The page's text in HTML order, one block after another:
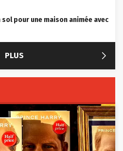
pour une maison animée avec
PLUS 